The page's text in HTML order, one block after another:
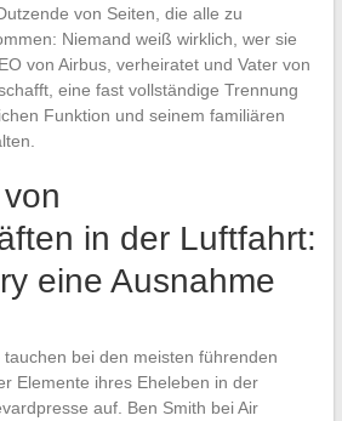
von Seiten, die alle zu
Niemand weiß wirklich, wer sie
von Airbus, verheiratet und Vater von
eine fast vollständige Trennung
Funktion und seinem familiären
in der Luftfahrt:
eine Ausnahme
bei den meisten führenden
Elemente ihres Eheleben in der
auf. Ben Smith bei Air